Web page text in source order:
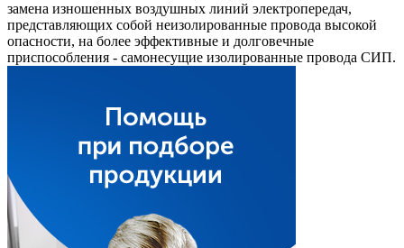
замена изношенных воздушных линий электропередач,
представляющих собой неизолированные провода высокой
опасности, на более эффективные и долговечные
приспособления - самонесущие изолированные провода СИП.